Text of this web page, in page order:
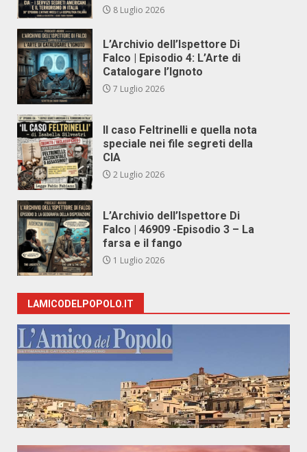
8 Luglio 2026
L’Archivio dell’Ispettore Di
Falco | Episodio 4: L’Arte di
Catalogare l’Ignoto
7 Luglio 2026
Il caso Feltrinelli e quella nota
speciale nei file segreti della
CIA
2 Luglio 2026
L’Archivio dell’Ispettore Di
Falco | 46909 -Episodio 3 – La
farsa e il fango
1 Luglio 2026
LAMICODELPOPOLO.IT